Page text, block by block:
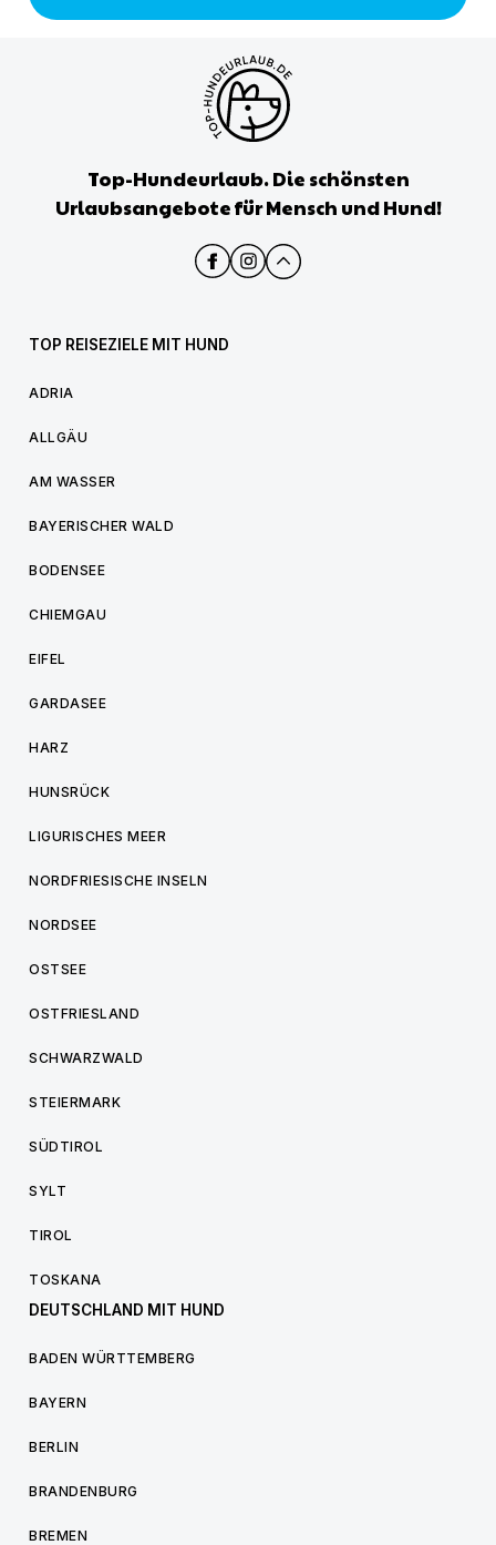
Top-Hundeurlaub. Die schönsten
Urlaubsangebote für Mensch und Hund!
TOP REISEZIELE MIT HUND
ADRIA
ALLGÄU
AM WASSER
BAYERISCHER WALD
BODENSEE
CHIEMGAU
EIFEL
GARDASEE
HARZ
HUNSRÜCK
LIGURISCHES MEER
NORDFRIESISCHE INSELN
NORDSEE
OSTSEE
OSTFRIESLAND
SCHWARZWALD
STEIERMARK
SÜDTIROL
SYLT
TIROL
TOSKANA
DEUTSCHLAND MIT HUND
BADEN WÜRTTEMBERG
BAYERN
BERLIN
BRANDENBURG
BREMEN